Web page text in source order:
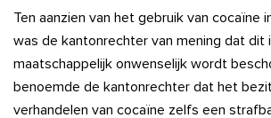
Ten aanzien van het gebruik van cocaïne
was de kantonrechter van mening dat dit
maatschappelijk onwenselijk wordt
benoemde de kantonrechter dat het
verhandelen van cocaïne zelfs een